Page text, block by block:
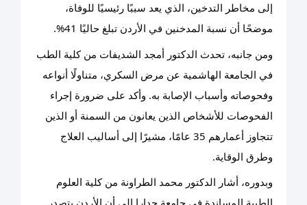
إلى مخاطر التدخين، الذي يعد سببًا رئيسيًا للوفاة،
موضحًا أن نسبة المدخنين في الأردن تبلغ حاليًا 41%.
ومن جانبه، تحدث الدكتور أمجد الشديفات من كلية الطب
في الجامعة الهاشمية عن مرض السكري، متناولًا أنواعه
وفحوصاته وأسباب الإصابة به. وأكد على ضرورة إجراء
الفحوصات للأشخاص الذين يعانون من السمنة أو الذين
تتجاوز أعمارهم 35 عامًا، مشيرًا إلى أساليب العلاج
وطرق الوقاية.
وبدوره، أشار الدكتور محمد الطراونة من كلية العلوم
الطبية المساندة في جامعة جدارا إلى أن الأردن يتصدر